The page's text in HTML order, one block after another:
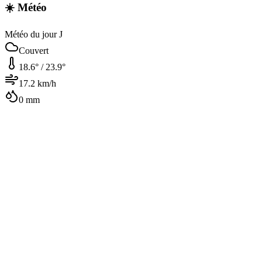
☀️ Météo
Météo du jour J
Couvert
18.6° / 23.9°
17.2 km/h
0 mm